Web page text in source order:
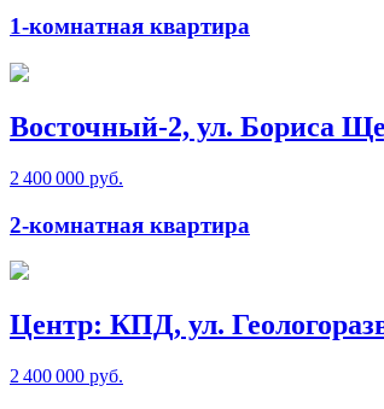
1-комнатная квартира
Восточный-2, ул. Бориса
2 400 000 руб.
2-комнатная квартира
Центр: КПД, ул.
2 400 000 руб.